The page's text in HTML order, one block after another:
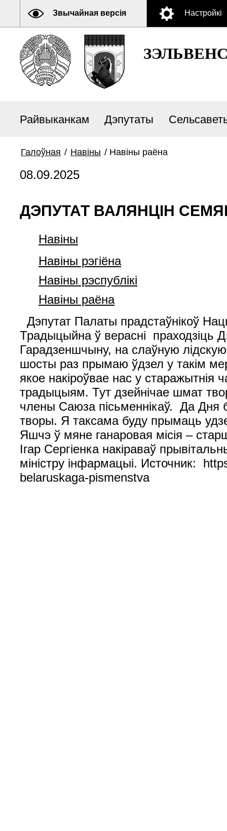
Звычайная версія Настройкі
Райвыканкам Дэпутаты
Галоўная / Навiны / Навіны раёна
08.09.2025
ДЭПУТАТ ВАЛЯНЦІН
Навiны
Навiны рэгiёна
Навiны рэспублiкi
Навіны раёна
Дэпутат Палаты прадстаўнікоў
Традыцыйна ў вераснi праходзіць
Гарадзеншчыну, на слаўную
шосты раз прымаю ўдзел у такім
якое накіроўвае нас у старажытнія
традыцыям. Тут дзейнічае шмат
члены Саюза пісьменнікаў. Да Дня
творы. Я таксама буду прымаць
Яшчэ ў мяне ганаровая місія –
Ігар Сергіенка накіраваў
міністру інфармацыі. Источник:
belaruskaga-pismenstva